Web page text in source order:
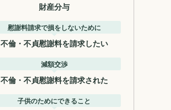
財産分与
慰謝料請求で損をしないために
不倫・不貞慰謝料を請求したい
減額交渉
不倫・不貞慰謝料を請求された
子供のためにできること